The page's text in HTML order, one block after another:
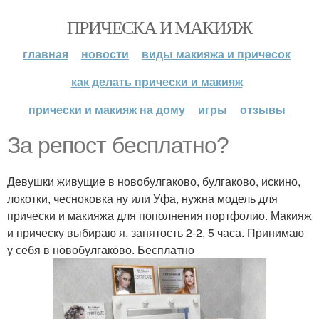
ПРИЧЕСКА И МАКИЯЖ
главная новости
виды макияжа и причесок
как делать прически и макияж
прически и макияж на дому
игры отзывы
За репост бесплатно?
Девушки живущие в новобулгаково, булгаково, искино,
локотки, чесноковка ну или Уфа, нужна модель для
прически и макияжа для пополнения портфолио. Макияж
и прическу выбираю я. занятость 2-2, 5 часа. Принимаю
у себя в новобулгаково. Бесплатно